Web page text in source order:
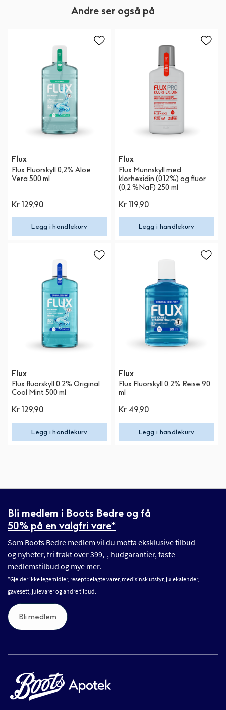
Andre ser også på
Flux
Flux Fluorskyll 0,2% Aloe
Vera 500 ml
Kr 129,90
Legg i handlekurv
Flux
Flux Munnskyll med
klorhexidin (0,12%) og fluor
(0,2 %NaF) 250 ml
Kr 119,90
Legg i handlekurv
Flux
Flux fluorskyll 0,2% Original
Cool Mint 500 ml
Kr 129,90
Legg i handlekurv
Flux
Flux Fluorskyll 0,2% Reise 90
ml
Kr 49,90
Legg i handlekurv
Bli medlem i Boots Bedre og få
50% på en valgfri vare*
Som Boots Bedre medlem vil du motta eksklusive tilbud
og nyheter, fri frakt over 399,-, hudgarantier, faste
medlemstilbud og mye mer.
*Gjelder ikke legemidler, reseptbelagte varer, medisinsk utstyr, julekalender,
gavesett, julevarer og andre tilbud.
Bli medlem